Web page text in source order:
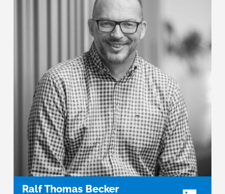
Ralf Thomas Becker